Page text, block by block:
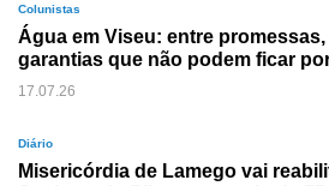
Colunistas
Água em Viseu: entre
garantias que não podem ficar
17.07.26
Diário
Misericórdia de Lamego vai